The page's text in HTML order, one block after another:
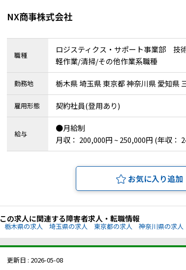
NX商事株式会社
職種
ロジスティクス・サポート事業部 技
軽作業/清掃/その他作業系職種
勤務地 栃木県 埼玉県 東京都 神奈川県 愛知県
雇用形態 契約社員(登用あり)
給与
●月給制
月収： 200,000円 ~ 250,000円 (年収：
お気に入り追加
この求人に関連する障害者求人・転職情報
栃木県の求人 埼玉県の求人 東京都の求人 神奈川県の求人
更新日 : 2026-05-08